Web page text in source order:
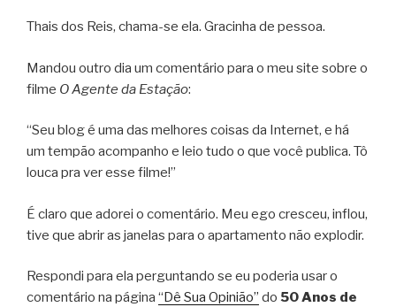
Thais dos Reis, chama-se ela. Gracinha de pessoa.
Mandou outro dia um comentário para o meu site sobre o
filme O Agente da Estação:
“Seu blog é uma das melhores coisas da Internet, e há
um tempão acompanho e leio tudo o que você publica. Tô
louca pra ver esse filme!”
É claro que adorei o comentário. Meu ego cresceu, inflou,
tive que abrir as janelas para o apartamento não explodir.
Respondi para ela perguntando se eu poderia usar o
comentário na página “Dê Sua Opinião” do 50 Anos de